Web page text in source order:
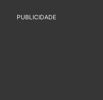
PUBLICIDADE